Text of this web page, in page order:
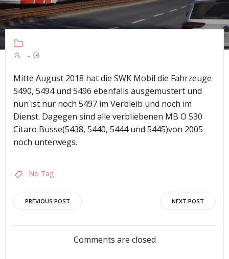
-
Mitte August 2018 hat die SWK Mobil die Fahrzeuge
5490, 5494 und 5496 ebenfalls ausgemustert und
nun ist nur noch 5497 im Verbleib und noch im
Dienst. Dagegen sind alle verbliebenen MB O 530
Citaro Busse(5438, 5440, 5444 und 5445)von 2005
noch unterwegs.
No Tag
Post
navigation
PREVIOUS POST
navigation
NEXT POST
Comments are closed